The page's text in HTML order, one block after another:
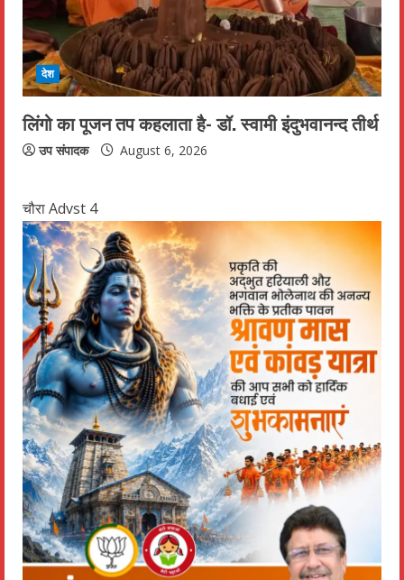
देश
लिंगो का पूजन तप कहलाता है- डॉ. स्वामी इंदुभवानन्द तीर्थ
उप संपादक August 6, 2026
चौरा Advst 4